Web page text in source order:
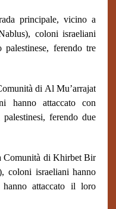
principale, vicino a
coloni israeliani
ferendo tre
di Al Mu’arrajat
hanno attaccato con
ferendo due
Comunità di Khirbet Bir
coloni israeliani hanno
attaccato il loro